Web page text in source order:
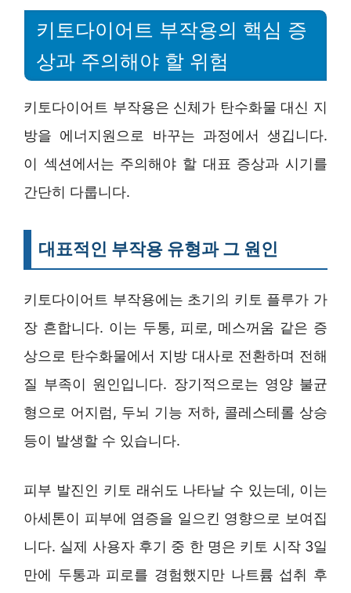
키토다이어트 부작용의 핵심 증
상과 주의해야 할 위험
키토다이어트 부작용은 신체가 탄수화물 대신 지
방을 에너지원으로 바꾸는 과정에서 생깁니다.
이 섹션에서는 주의해야 할 대표 증상과 시기를
간단히 다룹니다.
대표적인 부작용 유형과 그 원인
키토다이어트 부작용에는 초기의 키토 플루가 가
장 흔합니다. 이는 두통, 피로, 메스꺼움 같은 증
상으로 탄수화물에서 지방 대사로 전환하며 전해
질 부족이 원인입니다. 장기적으로는 영양 불균
형으로 어지럼, 두뇌 기능 저하, 콜레스테롤 상승
등이 발생할 수 있습니다.
피부 발진인 키토 래쉬도 나타날 수 있는데, 이는
아세톤이 피부에 염증을 일으킨 영향으로 보여집
니다. 실제 사용자 후기 중 한 명은 키토 시작 3일
만에 두통과 피로를 경험했지만 나트륨 섭취 후